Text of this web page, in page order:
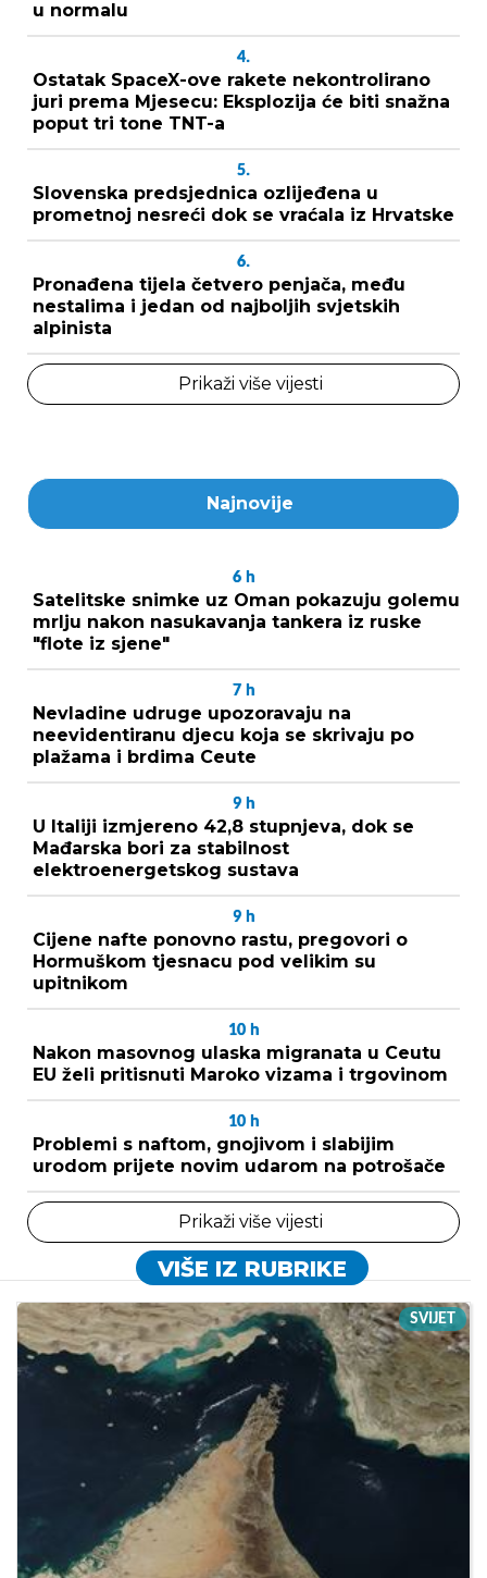
u normalu
4.
Ostatak SpaceX-ove rakete nekontrolirano
juri prema Mjesecu: Eksplozija će biti snažna
poput tri tone TNT-a
5.
Slovenska predsjednica ozlijeđena u
prometnoj nesreći dok se vraćala iz Hrvatske
6.
Pronađena tijela četvero penjača, među
nestalima i jedan od najboljih svjetskih
alpinista
Prikaži više vijesti
Najnovije
6 h
Satelitske snimke uz Oman pokazuju golemu
mrlju nakon nasukavanja tankera iz ruske
"flote iz sjene"
7 h
Nevladine udruge upozoravaju na
neevidentiranu djecu koja se skrivaju po
plažama i brdima Ceute
9 h
U Italiji izmjereno 42,8 stupnjeva, dok se
Mađarska bori za stabilnost
elektroenergetskog sustava
9 h
Cijene nafte ponovno rastu, pregovori o
Hormuškom tjesnacu pod velikim su
upitnikom
10 h
Nakon masovnog ulaska migranata u Ceutu
EU želi pritisnuti Maroko vizama i trgovinom
10 h
Problemi s naftom, gnojivom i slabijim
urodom prijete novim udarom na potrošače
Prikaži više vijesti
VIŠE IZ RUBRIKE
SVIJET